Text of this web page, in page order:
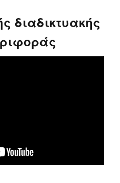
διαδικτυακής